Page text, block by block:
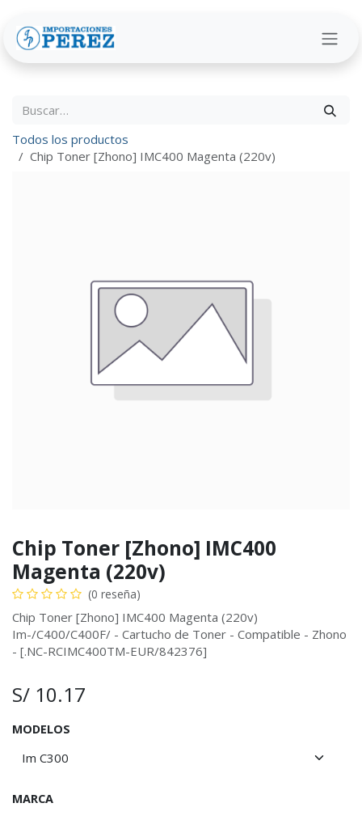
Todos los productos
Chip Toner [Zhono] IMC400 Magenta (220v)
Chip Toner [Zhono] IMC400
Magenta (220v)
(0 reseña)
Chip Toner [Zhono] IMC400 Magenta (220v)
Im-/C400/C400F/ - Cartucho de Toner - Compatible - Zhono
- [.NC-RCIMC400TM-EUR/842376]
S/ 10.17
MODELOS
MARCA